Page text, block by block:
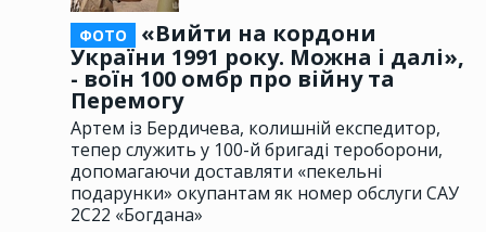
ФОТО
«Вийти на кордони
України 1991 року. Можна і далі»,
- воїн 100 омбр про війну та
Перемогу
Артем із Бердичева, колишній експедитор,
тепер служить у 100-й бригаді тероборони,
допомагаючи доставляти «пекельні
подарунки» окупантам як номер обслуги САУ
2С22 «Богдана»